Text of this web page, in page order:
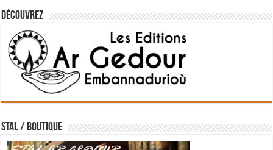
Découvrez
STAL / BOUTIQUE